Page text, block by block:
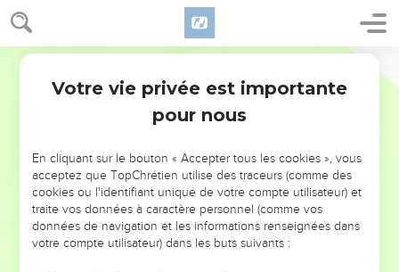
NE MANQUEZ PAS L’ÉVÉNEMENT
DE L’ANNÉE !
ET SI LEURS ERREURS POUVAIENT VOUS ÉVITER LES
VOTRES ?
Votre vie privée est importante
pour nous
En cliquant sur le bouton « Accepter tous les cookies », vous
acceptez que TopChrétien utilise des traceurs (comme des
cookies ou l'identifiant unique de votre compte utilisateur) et
traite vos données à caractère personnel (comme vos
données de navigation et les informations renseignées dans
votre compte utilisateur) dans les buts suivants :